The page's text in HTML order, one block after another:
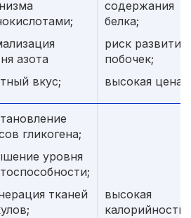
азота
вкус;
содержания
белка;
риск развития
побочек;
высокая цена.
гликогена;
уровня
тканей
высокая
калорийность;